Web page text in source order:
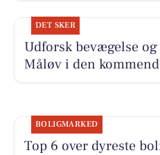
DET SKER
Udforsk bevægelse
Måløv i den
BOLIGMARKED
Top 6 over dyreste